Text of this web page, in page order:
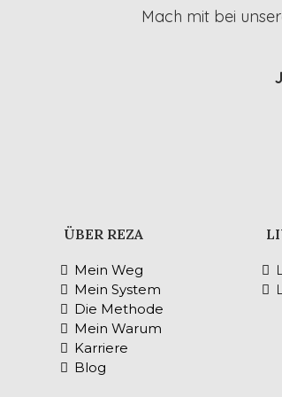
Mach mit bei
ÜBER REZA
Mein Weg
Mein System
Die Methode
Mein Warum
Karriere
Blog